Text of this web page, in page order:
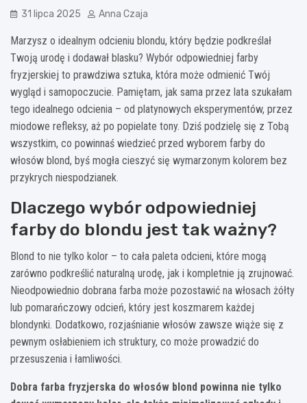
31 lipca 2025 Anna Czaja
Marzysz o idealnym odcieniu blondu, który będzie podkreślał
Twoją urodę i dodawał blasku? Wybór odpowiedniej farby
fryzjerskiej to prawdziwa sztuka, która może odmienić Twój
wygląd i samopoczucie. Pamiętam, jak sama przez lata szukałam
tego idealnego odcienia – od platynowych eksperymentów, przez
miodowe refleksy, aż po popielate tony. Dziś podzielę się z Tobą
wszystkim, co powinnaś wiedzieć przed wyborem farby do
włosów blond, byś mogła cieszyć się wymarzonym kolorem bez
przykrych niespodzianek.
Dlaczego wybór odpowiedniej
farby do blondu jest tak ważny?
Blond to nie tylko kolor – to cała paleta odcieni, które mogą
zarówno podkreślić naturalną urodę, jak i kompletnie ją zrujnować.
Nieodpowiednio dobrana farba może pozostawić na włosach żółty
lub pomarańczowy odcień, który jest koszmarem każdej
blondynki. Dodatkowo, rozjaśnianie włosów zawsze wiąże się z
pewnym osłabieniem ich struktury, co może prowadzić do
przesuszenia i łamliwości.
Dobra farba fryzjerska do włosów blond powinna nie tylko